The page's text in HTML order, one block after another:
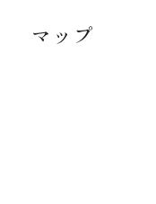
マップ